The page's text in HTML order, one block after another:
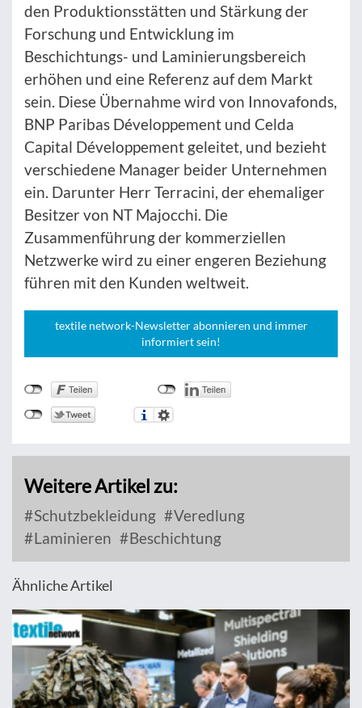
den Produktionsstätten und Stärkung der
Forschung und Entwicklung im
Beschichtungs- und Laminierungsbereich
erhöhen und eine Referenz auf dem Markt
sein. Diese Übernahme wird von Innovafonds,
BNP Paribas Développement und Celda
Capital Développement geleitet, und bezieht
verschiedene Manager beider Unternehmen
ein. Darunter Herr Terracini, der ehemaliger
Besitzer von NT Majocchi. Die
Zusammenführung der kommerziellen
Netzwerke wird zu einer engeren Beziehung
führen mit den Kunden weltweit.
textile network-Newsletter abonnieren und immer
informiert sein!
Weitere Artikel zu:
Schutzbekleidung
Veredlung
Laminieren
Beschichtung
Ähnliche Artikel